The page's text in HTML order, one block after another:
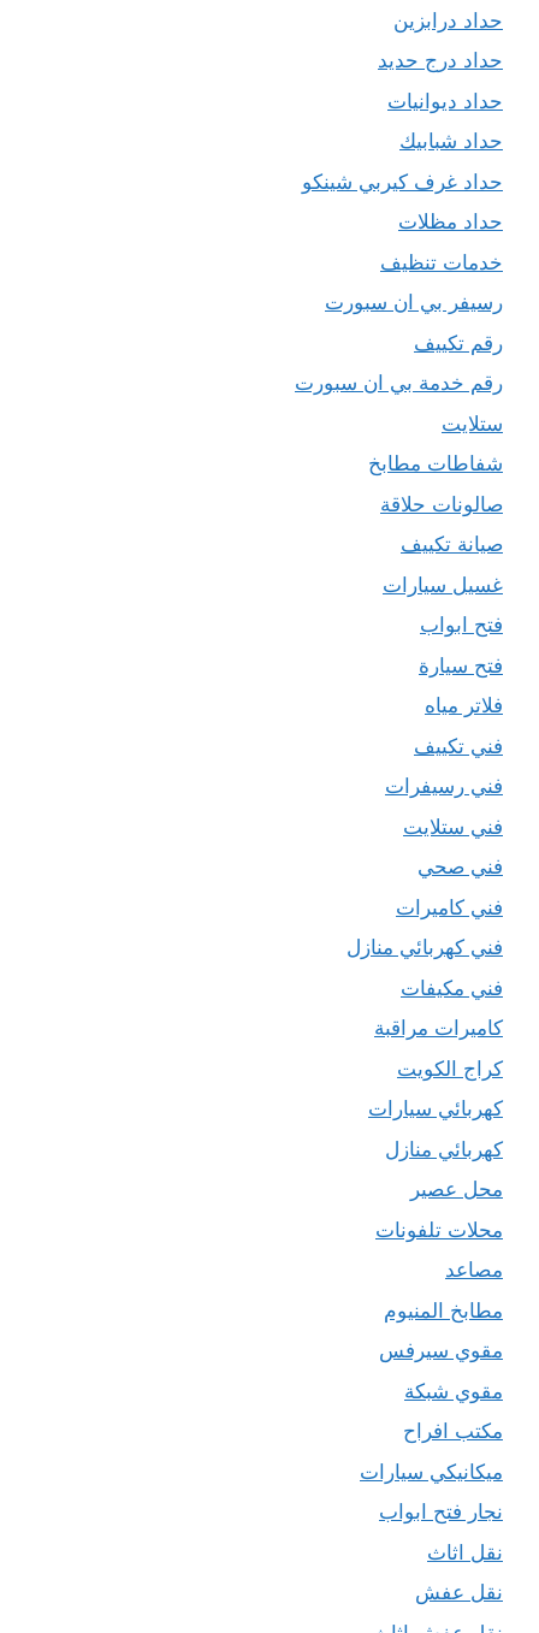
حداد درابزين
حداد درج حديد
حداد ديوانيات
حداد شبابيك
حداد غرف كيربي شينكو
حداد مظلات
خدمات تنظيف
رسيفر بي ان سبورت
رقم تكييف
رقم خدمة بي ان سبورت
ستلايت
شفاطات مطابخ
صالونات حلاقة
صيانة تكييف
غسيل سيارات
فتح ابواب
فتح سيارة
فلاتر مياه
فني تكييف
فني رسيفرات
فني ستلايت
فني صحي
فني كاميرات
فني كهربائي منازل
فني مكيفات
كاميرات مراقبة
كراج الكويت
كهربائي سيارات
كهربائي منازل
محل عصير
محلات تلفونات
مصاعد
مطابخ المنيوم
مقوي سيرفس
مقوي شبكة
مكتب افراح
ميكانيكي سيارات
نجار فتح ابواب
نقل اثاث
نقل عفش